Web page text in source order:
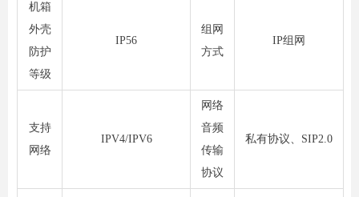
机箱
外壳
防护
等级
IP56
组网
方式
IP组网
支持
网络
IPV4/IPV6
网络
音频
传输
协议
私有协议、SIP2.0